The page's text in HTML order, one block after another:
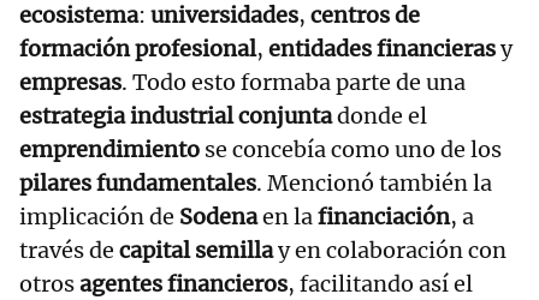
ecosistema: universidades, centros de
formación profesional, entidades financierasy
empresas. Todo esto formaba parte de una
estrategia industrial conjuntadonde el
emprendimiento se concebía como uno de los
pilares fundamentales. Mencionó también la
implicación de Sodenaen lafinanciación, a
través de capital semillay en colaboración con
otrosagentes financieros, facilitando así el